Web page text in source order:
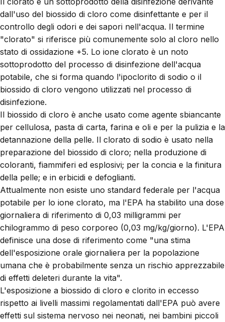
dall'uso del biossido di cloro come disinfettante e per il
controllo degli odori e dei sapori nell'acqua. Il termine
"clorato" si riferisce più comunemente solo al cloro nello
stato di ossidazione +5. Lo ione clorato è un noto
sottoprodotto del processo di disinfezione dell'acqua
potabile, che si forma quando l'ipoclorito di sodio o il
biossido di cloro vengono utilizzati nel processo di
disinfezione.
Il biossido di cloro è anche usato come agente sbiancante
per cellulosa, pasta di carta, farina e oli e per la pulizia e la
detannazione della pelle. Il clorato di sodio è usato nella
preparazione del biossido di cloro; nella produzione di
coloranti, fiammiferi ed esplosivi; per la concia e la finitura
della pelle; e in erbicidi e defoglianti.
Attualmente non esiste uno standard federale per l'acqua
potabile per lo ione clorato, ma l'EPA ha stabilito una dose
giornaliera di riferimento di 0,03 milligrammi per
chilogrammo di peso corporeo (0,03 mg/kg/giorno). L'EPA
definisce una dose di riferimento come "una stima
dell'esposizione orale giornaliera per la popolazione
umana che è probabilmente senza un rischio apprezzabile
di effetti deleteri durante la vita".
L'esposizione a biossido di cloro e clorito in eccesso
rispetto ai livelli massimi regolamentati dall'EPA può avere
effetti sul sistema nervoso nei neonati, nei bambini piccoli